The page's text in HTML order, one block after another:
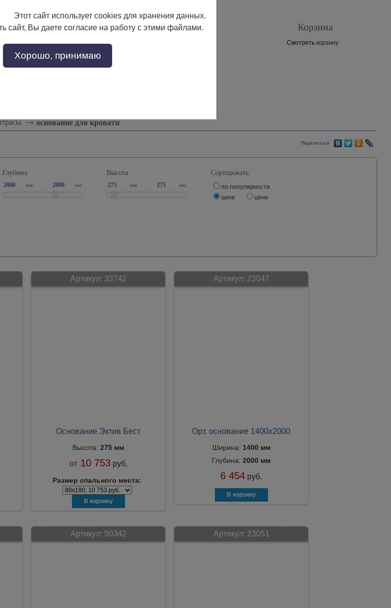
с 9:00 до 18:00
Заказать звонок
Корзина
Смотреть корзину.
→ основание для кровати
Поделиться
Глубина
мм мм
Высота
мм мм
Сортировать
по популярности
цене
цене
Артикул: 33742
Основание Эктив Бест
Высота: 275 мм
от10 753 руб.
Размер спального места:
Артикул: 23047
Орт. основание 1400х2000
Ширина: 1400 мм
Глубина: 2000 мм
6 454 руб.
Артикул: 50342 Артикул: 23051
Этот сайт использует cookies для хранения данных.
сайт, Вы даете согласие на работу с этими файлами.
Хорошо, принимаю